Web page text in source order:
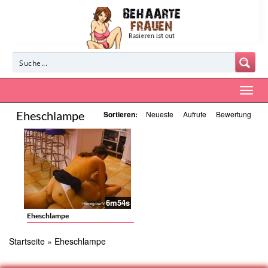
Eheschlampe Sortieren: Neueste Aufrufe Bewertung
6m54s
Eheschlampe
Startseite » Eheschlampe